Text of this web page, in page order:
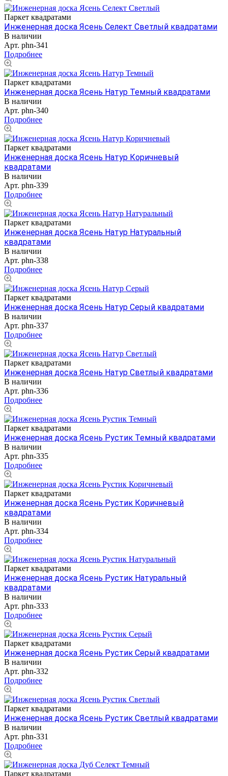
Паркет квадратами
Инженерная доска Ясень Селект Светлый квадратами
В наличии
Арт. phn-341
Подробнее
Паркет квадратами
Инженерная доска Ясень Натур Темный квадратами
В наличии
Арт. phn-340
Подробнее
Паркет квадратами
Инженерная доска Ясень Натур Коричневый
квадратами
В наличии
Арт. phn-339
Подробнее
Паркет квадратами
Инженерная доска Ясень Натур Натуральный
квадратами
В наличии
Арт. phn-338
Подробнее
Паркет квадратами
Инженерная доска Ясень Натур Серый квадратами
В наличии
Арт. phn-337
Подробнее
Паркет квадратами
Инженерная доска Ясень Натур Светлый квадратами
В наличии
Арт. phn-336
Подробнее
Паркет квадратами
Инженерная доска Ясень Рустик Темный квадратами
В наличии
Арт. phn-335
Подробнее
Паркет квадратами
Инженерная доска Ясень Рустик Коричневый
квадратами
В наличии
Арт. phn-334
Подробнее
Паркет квадратами
Инженерная доска Ясень Рустик Натуральный
квадратами
В наличии
Арт. phn-333
Подробнее
Паркет квадратами
Инженерная доска Ясень Рустик Серый квадратами
В наличии
Арт. phn-332
Подробнее
Паркет квадратами
Инженерная доска Ясень Рустик Светлый квадратами
В наличии
Арт. phn-331
Подробнее
Паркет квадратами